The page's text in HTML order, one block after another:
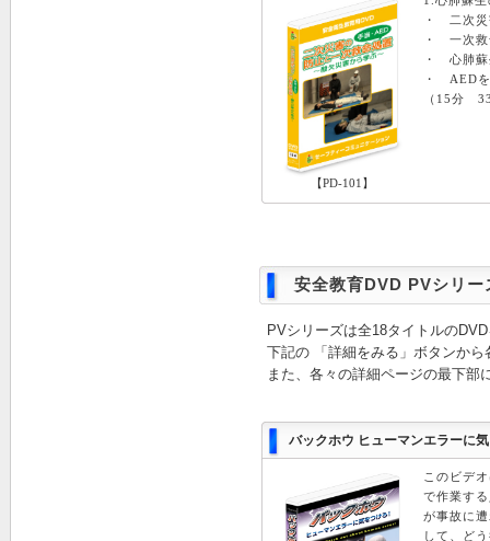
【PD-101】
・ 二次災
・ 一次救
・ 心肺蘇
・ AED
（15分
安全教育DVD PVシリー
PVシリーズは全18タイトルの
下記の 「詳細をみる」ボタンか
また、各々の詳細ページの最下部
バックホウ ヒューマンエラーに
このビデ
で作業す
が事故に
して、ど